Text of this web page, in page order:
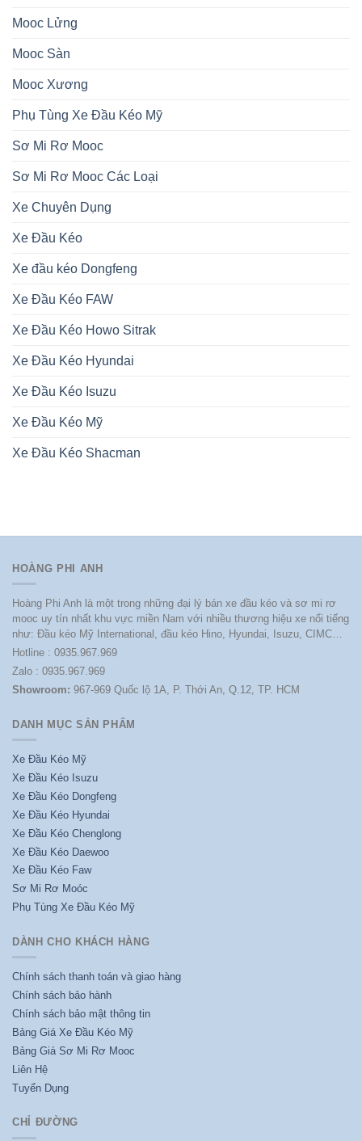
Mooc Lửng
Mooc Sàn
Mooc Xương
Phụ Tùng Xe Đầu Kéo Mỹ
Sơ Mi Rơ Mooc
Sơ Mi Rơ Mooc Các Loại
Xe Chuyên Dụng
Xe Đầu Kéo
Xe đầu kéo Dongfeng
Xe Đầu Kéo FAW
Xe Đầu Kéo Howo Sitrak
Xe Đầu Kéo Hyundai
Xe Đầu Kéo Isuzu
Xe Đầu Kéo Mỹ
Xe Đầu Kéo Shacman
HOÀNG PHI ANH
Hoàng Phi Anh là một trong những đại lý bán xe đầu kéo và sơ mi rơ
mooc uy tín nhất khu vực miền Nam với nhiều thương hiệu xe nổi tiếng
như: Đầu kéo Mỹ International, đầu kéo Hino, Hyundai, Isuzu, CIMC…
Hotline : 0935.967.969
Zalo : 0935.967.969
Showroom: 967-969 Quốc lộ 1A, P. Thới An, Q.12, TP. HCM
DANH MỤC SẢN PHẨM
Xe Đầu Kéo Mỹ
Xe Đầu Kéo Isuzu
Xe Đầu Kéo Dongfeng
Xe Đầu Kéo Hyundai
Xe Đầu Kéo Chenglong
Xe Đầu Kéo Daewoo
Xe Đầu Kéo Faw
Sơ Mi Rơ Moóc
Phụ Tùng Xe Đầu Kéo Mỹ
DÀNH CHO KHÁCH HÀNG
Chính sách thanh toán và giao hàng
Chính sách bảo hành
Chính sách bảo mật thông tin
Bảng Giá Xe Đầu Kéo Mỹ
Bảng Giá Sơ Mi Rơ Mooc
Liên Hệ
Tuyển Dụng
CHỈ ĐƯỜNG